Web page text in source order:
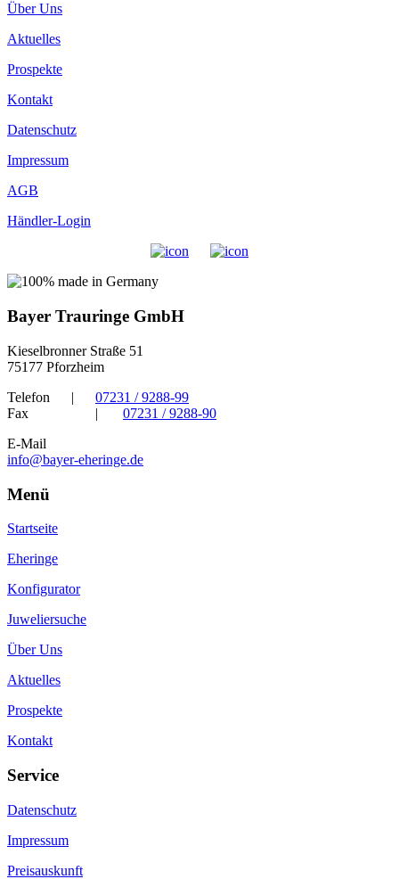
Über Uns
Aktuelles
Prospekte
Kontakt
Datenschutz
Impressum
AGB
Händler-Login
Bayer Trauringe GmbH
Kieselbronner Straße 51
75177 Pforzheim
Telefon
|
07231 / 9288-99
Fax
|
07231 / 9288-90
E-Mail
info@bayer-eheringe.de
Menü
Startseite
Eheringe
Konfigurator
Juweliersuche
Über Uns
Aktuelles
Prospekte
Kontakt
Service
Datenschutz
Impressum
Preisauskunft